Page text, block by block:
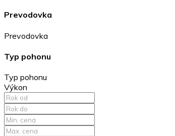
Prevodovka
Prevodovka
Typ pohonu
Typ pohonu
Výkon